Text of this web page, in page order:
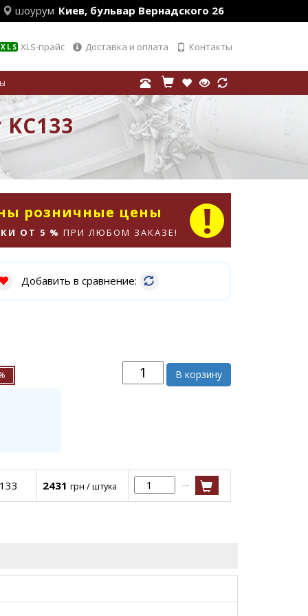
шоурум Киев, бульвар Вернадского 26
XLS XLS-прайс Доставка и оплата Контакты
розничные цены
ОТ 5 % ПРИ ЛЮБОМ ЗАКАЗЕ!
Добавить в сравнение:
В корзину
2431 грн / штука →